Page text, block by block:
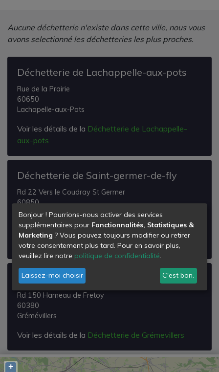
Aucune déchetterie n'existe dans cette ville, nous vous
avons selectionné les déchetteries les plus proches.
Déchetterie de Lachappelle-aux-pots
Rue de la Prairie
60650
Lachapelle-aux-Pots
Voir les détails de la Déchetterie de Lachappelle-
aux-pots
Déchetterie de Saint-germer-de-fly
Rd 22 Vers le Coudray St Germer
60850
Saint-Germer-de-Fly
Voir les détails de la
Déchetterie de Saint-germer-
de-fly
Déchetterie de Grémevillers
Rd 150 Hameau de Fretoy
60380
Grémévillers
Voir les détails de la Déchetterie de Grémevillers
+
Bonjour ! Pourrions-nous activer des services
supplémentaires pour Fonctionnalités, Statistiques &
Marketing ? Vous pouvez toujours modifier ou retirer
votre consentement plus tard. Pour en savoir plus,
veuillez lire notre politique de confidentialité.
Laissez-moi choisir C'est bon.